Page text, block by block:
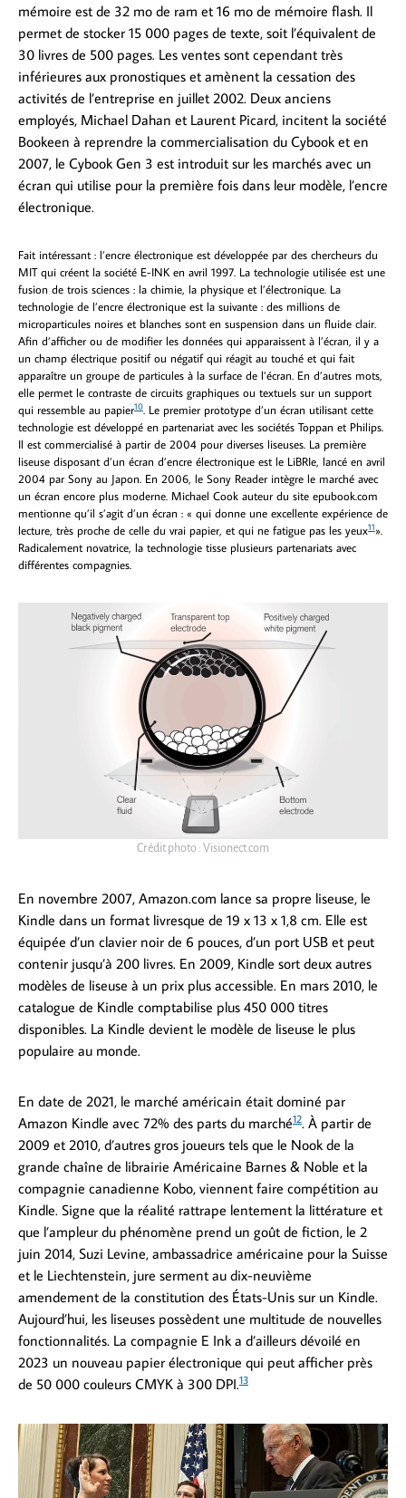
mémoire est de 32 mo de ram et 16 mo de mémoire flash. Il
permet de stocker 15 000 pages de texte, soit l’équivalent de
30 livres de 500 pages. Les ventes sont cependant très
inférieures aux pronostiques et amènent la cessation des
activités de l’entreprise en juillet 2002. Deux anciens
employés, Michael Dahan et Laurent Picard, incitent la société
Bookeen à reprendre la commercialisation du Cybook et en
2007, le Cybook Gen 3 est introduit sur les marchés avec un
écran qui utilise pour la première fois dans leur modèle, l’encre
électronique.
Fait intéressant : l’encre électronique est développée par des chercheurs du
MIT qui créent la société E-INK en avril 1997. La technologie utilisée est une
fusion de trois sciences : la chimie, la physique et l’électronique. La
technologie de l’encre électronique est la suivante : des millions de
microparticules noires et blanches sont en suspension dans un fluide clair.
Afin d’afficher ou de modifier les données qui apparaissent à l’écran, il y a
un champ électrique positif ou négatif qui réagit au touché et qui fait
apparaître un groupe de particules à la surface de l’écran. En d’autres mots,
elle permet le contraste de circuits graphiques ou textuels sur un support
qui ressemble au papier10. Le premier prototype d’un écran utilisant cette
technologie est développé en partenariat avec les sociétés Toppan et Philips.
Il est commercialisé à partir de 2004 pour diverses liseuses. La première
liseuse disposant d’un écran d’encre électronique est le LiBRIe, lancé en avril
2004 par Sony au Japon. En 2006, le Sony Reader intègre le marché avec
un écran encore plus moderne. Michael Cook auteur du site epubook.com
mentionne qu’il s’agit d’un écran : « qui donne une excellente expérience de
lecture, très proche de celle du vrai papier, et qui ne fatigue pas les yeux11».
Radicalement novatrice, la technologie tisse plusieurs partenariats avec
différentes compagnies.
Crédit photo : Visionect.com
En novembre 2007, Amazon.com lance sa propre liseuse, le
Kindle dans un format livresque de 19 x 13 x 1,8 cm. Elle est
équipée d’un clavier noir de 6 pouces, d’un port USB et peut
contenir jusqu’à 200 livres. En 2009, Kindle sort deux autres
modèles de liseuse à un prix plus accessible. En mars 2010, le
catalogue de Kindle comptabilise plus 450 000 titres
disponibles. La Kindle devient le modèle de liseuse le plus
populaire au monde.
En date de 2021, le marché américain était dominé par
Amazon Kindle avec 72% des parts du marché12. À partir de
2009 et 2010, d’autres gros joueurs tels que le Nook de la
grande chaîne de librairie Américaine Barnes & Noble et la
compagnie canadienne Kobo, viennent faire compétition au
Kindle. Signe que la réalité rattrape lentement la littérature et
que l’ampleur du phénomène prend un goût de fiction, le 2
juin 2014, Suzi Levine, ambassadrice américaine pour la Suisse
et le Liechtenstein, jure serment au dix-neuvième
amendement de la constitution des États-Unis sur un Kindle.
Aujourd’hui, les liseuses possèdent une multitude de nouvelles
fonctionnalités. La compagnie E Ink a d’ailleurs dévoilé en
2023 un nouveau papier électronique qui peut afficher près
de 50 000 couleurs CMYK à 300 DPI.13